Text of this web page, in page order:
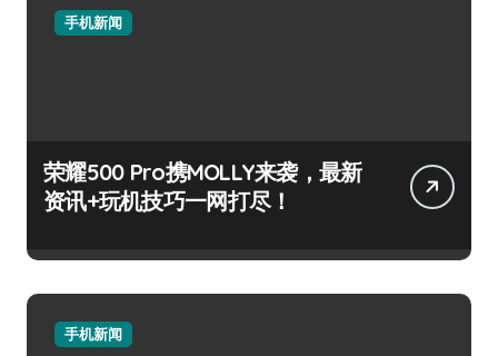
手机新闻
荣耀500 Pro携MOLLY来袭，最新
资讯+玩机技巧一网打尽！
手机新闻